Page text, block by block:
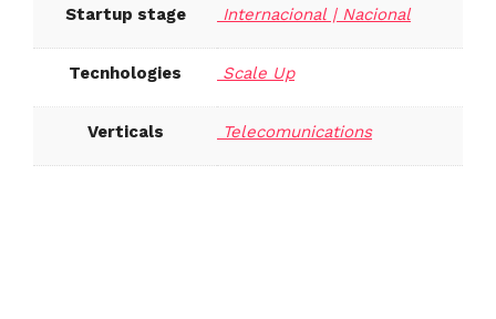
Startup stage Internacional | Nacional
Tecnhologies Scale Up
Verticals Telecomunications